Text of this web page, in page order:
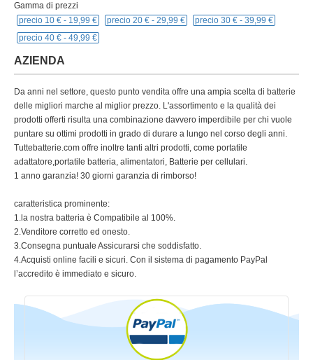
Gamma di prezzi
precio 10 € - 19,99 € precio 20 € - 29,99 € precio 30 € - 39,99 €
precio 40 € - 49,99 €
AZIENDA
Da anni nel settore, questo punto vendita offre una ampia scelta di batterie
delle migliori marche al miglior prezzo. L'assortimento e la qualità dei
prodotti offerti risulta una combinazione davvero imperdibile per chi vuole
puntare su ottimi prodotti in grado di durare a lungo nel corso degli anni.
Tuttebatterie.com offre inoltre tanti altri prodotti, come portatile
adattatore,portatile batteria, alimentatori, Batterie per cellulari.
1 anno garanzia! 30 giorni garanzia di rimborso!
caratteristica prominente:
1.la nostra batteria è Compatibile al 100%.
2.Venditore corretto ed onesto.
3.Consegna puntuale Assicurarsi che soddisfatto.
4.Acquisti online facili e sicuri. Con il sistema di pagamento PayPal
l’accredito è immediato e sicuro.